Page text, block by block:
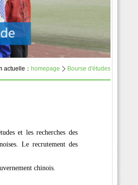
actuelle： homepage Bourse d'études
et les recherches des
Le recrutement des
chinois.